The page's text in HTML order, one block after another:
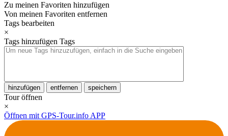
Zu meinen Favoriten hinzufügen
Von meinen Favoriten entfernen
Tags bearbeiten
×
Tags hinzufügen Tags
hinzufügen entfernen speichern
Tour öffnen
×
Öffnen mit GPS-Tour.info APP